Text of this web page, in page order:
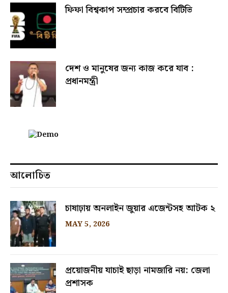
ফিফা বিশ্বকাপ সম্প্রচার করবে বিটিভি
দেশ ও মানুষের জন্য কাজ করে যাব :
প্রধানমন্ত্রী
আলোচিত
চাষাঢ়ায় অনলাইন জুয়ার এজেন্টসহ আটক ২
MAY 5, 2026
প্রয়োজনীয় যাচাই ছাড়া নামজারি নয়: জেলা
প্রশাসক